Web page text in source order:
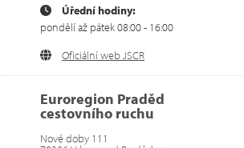
Úřední hodiny:
pondělí až pátek 08:00 - 16:00
Oficiální web JSCR
Euroregion Praděd
cestovního ruchu
Nové doby 111